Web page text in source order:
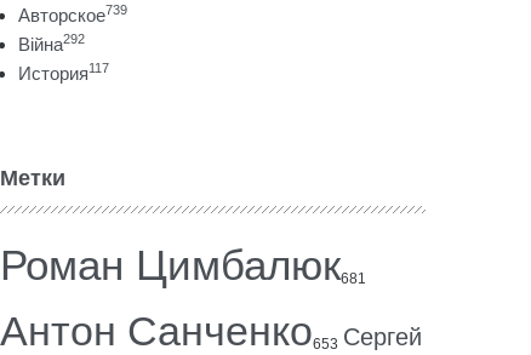
Авторское739
Війна292
История117
Метки
Роман Цимбалюк681
Антон Санченко653 Сергей